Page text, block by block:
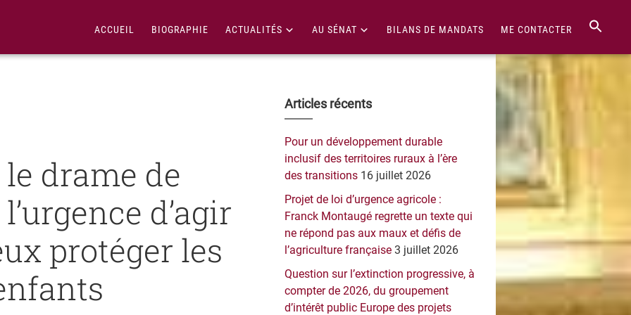
ACCUEIL BIOGRAPHIE ACTUALITÉS AU SÉNAT BILANS DE MANDATS ME CONTACTER
drame de
d’agir
protéger les
Barre
latérale
principale
Articles récents
Pour un développement durable
inclusif des territoires ruraux à l’ère
des transitions 16 juillet 2026
Projet de loi d’urgence agricole :
Franck Montaugé regrette un texte qui
ne répond pas aux maux et défis de
l’agriculture française 3 juillet 2026
Question sur l’extinction progressive, à
compter de 2026, du groupement
d’intérêt public Europe des projets